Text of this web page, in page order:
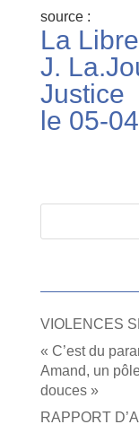
source :
La Libre
J.
Justice
le 05-
VIOLENCES
« C’est du
Amand, un
douces »
RAPPORT